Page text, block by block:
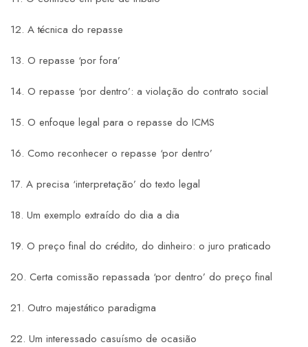
12. A técnica do repasse
13. O repasse ‘por fora’
14. O repasse ‘por dentro’: a violação do contrato social
15. O enfoque legal para o repasse do ICMS
16. Como reconhecer o repasse ‘por dentro’
17. A precisa ‘interpretação’ do texto legal
18. Um exemplo extraído do dia a dia
19. O preço final do crédito, do dinheiro: o juro praticado
20. Certa comissão repassada ‘por dentro’ do preço final
21. Outro majestático paradigma
22. Um interessado casuísmo de ocasião